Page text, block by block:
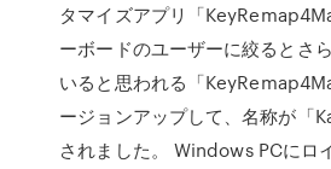
タマイズアプリ「
ーボードのユーザーに絞るとさ
いると思われる「
ージョンアップして、名称が「
されました。 Windows PCにロ